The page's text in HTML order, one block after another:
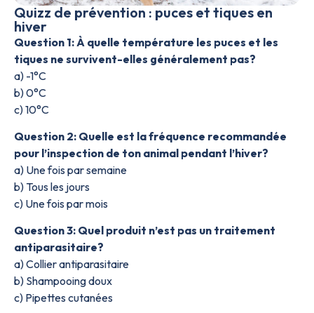
Quizz de prévention : puces et tiques en
hiver
Question 1: À quelle température les puces et les
tiques ne survivent-elles généralement pas?
a) -1°C
b) 0°C
c) 10°C
Question 2: Quelle est la fréquence recommandée
pour l’inspection de ton animal pendant l’hiver?
a) Une fois par semaine
b) Tous les jours
c) Une fois par mois
Question 3: Quel produit n’est pas un traitement
antiparasitaire?
a) Collier antiparasitaire
b) Shampooing doux
c) Pipettes cutanées